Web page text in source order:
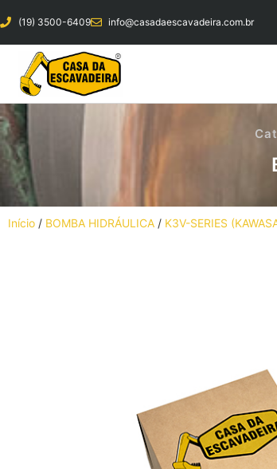
(19) 3500-6409 info@casadaescavadeira.com.br
Início / BOMBA HIDRÁULICA / K3V-SERIES